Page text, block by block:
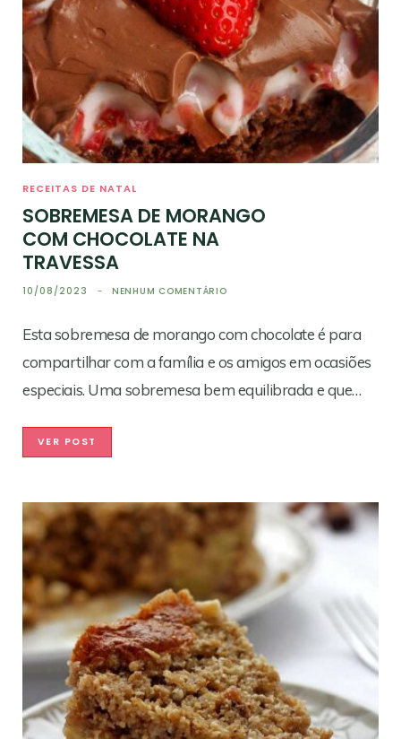
RECEITAS DE NATAL
SOBREMESA DE MORANGO
COM CHOCOLATE NA
TRAVESSA
10/08/2023 NENHUM COMENTÁRIO
Esta sobremesa de morango com chocolate é para
compartilhar com a família e os amigos em ocasiões
especiais. Uma sobremesa bem equilibrada e que…
VER POST